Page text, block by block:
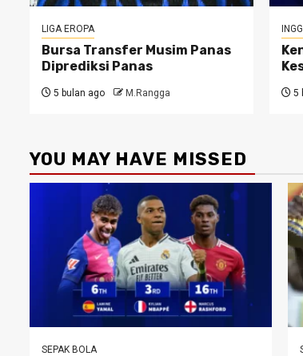
LIGA EROPA
Bursa Transfer Musim Panas
Diprediksi Panas
5 bulan ago M.Rangga 5
YOU MAY HAVE MISSED
SEPAK BOLA